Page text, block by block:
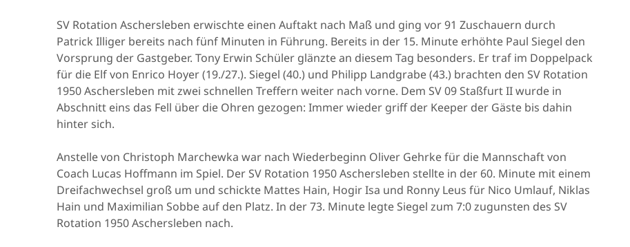
SV Rotation Aschersleben erwischte einen Auftakt nach Maß und ging vor 91 Zuschauern durch
Patrick Illiger bereits nach fünf Minuten in Führung. Bereits in der 15. Minute erhöhte Paul Siegel den
Vorsprung der Gastgeber. Tony Erwin Schüler glänzte an diesem Tag besonders. Er traf im Doppelpack
für die Elf von Enrico Hoyer (19./27.). Siegel (40.) und Philipp Landgrabe (43.) brachten den SV Rotation
1950 Aschersleben mit zwei schnellen Treffern weiter nach vorne. Dem SV 09 Staßfurt II wurde in
Abschnitt eins das Fell über die Ohren gezogen: Immer wieder griff der Keeper der Gäste bis dahin
hinter sich.
Anstelle von Christoph Marchewka war nach Wiederbeginn Oliver Gehrke für die Mannschaft von
Coach Lucas Hoffmann im Spiel. Der SV Rotation 1950 Aschersleben stellte in der 60. Minute mit einem
Dreifachwechsel groß um und schickte Mattes Hain, Hogir Isa und Ronny Leus für Nico Umlauf, Niklas
Hain und Maximilian Sobbe auf den Platz. In der 73. Minute legte Siegel zum 7:0 zugunsten des SV
Rotation 1950 Aschersleben nach.